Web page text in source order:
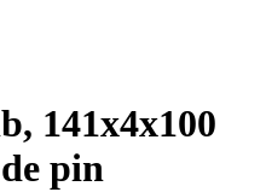
141x4x100
pin